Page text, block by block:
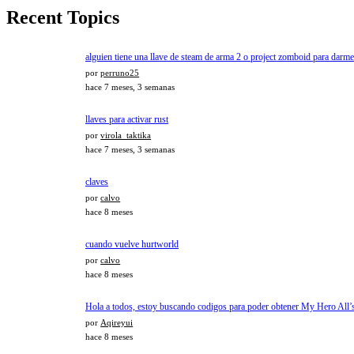
Recent Topics
alguien tiene una llave de steam de arma 2 o project zomboid para darme
por perruno25
hace 7 meses, 3 semanas
llaves para activar rust
por virola_taktika
hace 7 meses, 3 semanas
claves
por calvo
hace 8 meses
cuando vuelve hurtworld
por calvo
hace 8 meses
Hola a todos, estoy buscando codigos para poder obtener My Hero
por Aqireyui
hace 8 meses